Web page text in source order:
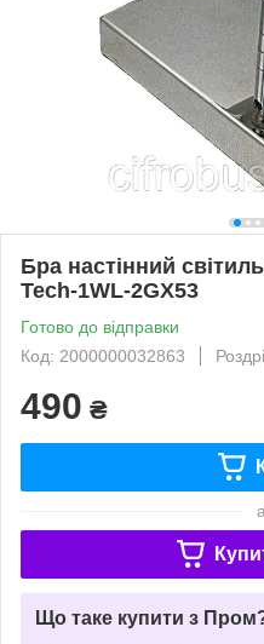
Бра настінний
Tech-1WL-2GX53
Готово до відправки
Код: 2000000032863
490 ₴
Що таке купити з